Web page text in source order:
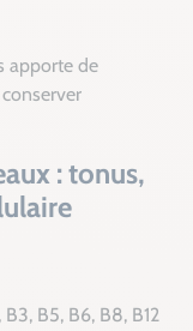
apporte de
: tonus,
B5, B6, B8, B12